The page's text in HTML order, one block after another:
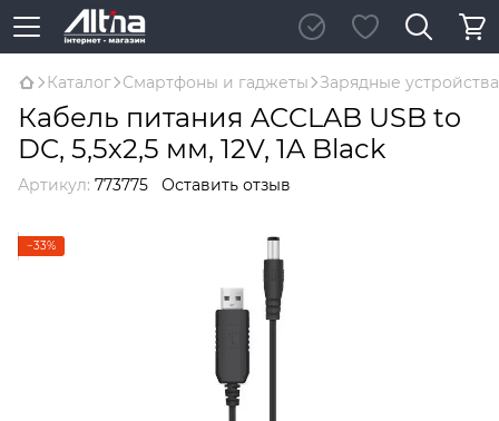
Каталог Смартфоны и гаджеты Зарядные
Кабель питания ACCLAB USB to
DC, 5,5х2,5 мм, 12V, 1A Black
Артикул: 773775 Оставить отзыв
−33%